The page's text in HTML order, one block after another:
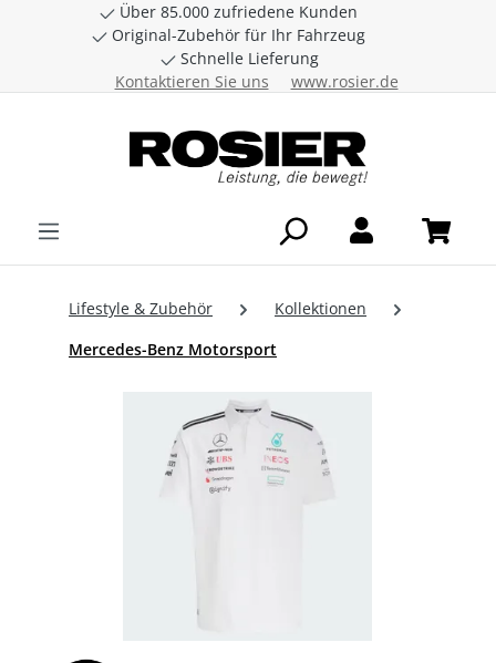
Zum Hauptinhalt springen
Über 85.000 zufriedene Kunden
Original-Zubehör für Ihr Fahrzeug
Schnelle Lieferung
Kontaktieren Sie uns
www.rosier.de
Lifestyle & Zubehör
Kollektionen
Mercedes-Benz Motorsport